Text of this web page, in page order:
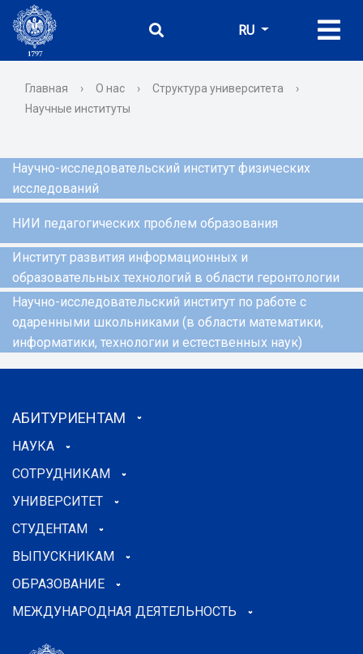
RU
Главная › О нас › Структура университета
›
Научные институты
Научно-исследовательский институт физических
исследований
НИИ педагогических проблем образования
Институт развития информационных и
образовательных технологий в области геронтологии
Научно-исследовательский институт по работе с
одаренными школьниками (в области математики,
информатики, технологии и естественных наук)
АБИТУРИЕНТАМ
НАУКА
СОТРУДНИКАМ
УНИВЕРСИТЕТ
СТУДЕНТАМ
ВЫПУСКНИКАМ
ОБРАЗОВАНИЕ
МЕЖДУНАРОДНАЯ ДЕЯТЕЛЬНОСТЬ